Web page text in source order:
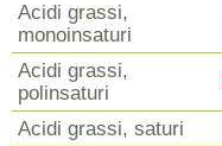
Acidi grassi,
monoinsaturi
Acidi grassi,
polinsaturi
Acidi grassi, saturi